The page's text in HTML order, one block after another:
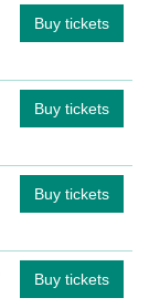
Buy tickets
Buy tickets
Buy tickets
Buy tickets